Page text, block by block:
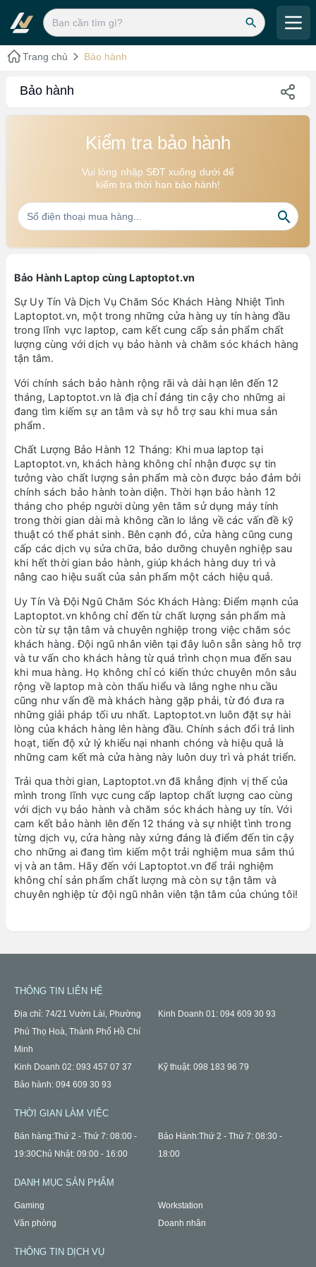
Trang chủ Bảo hành
Bảo hành
Kiểm tra bảo hành
Vui lòng nhập SĐT xuống dưới để
kiểm tra thời hạn bảo hành!
Bảo Hành Laptop cùng Laptoptot.vn
Sự Uy Tín Và Dịch Vụ Chăm Sóc Khách Hàng Nhiệt Tình
Laptoptot.vn, một trong những cửa hàng uy tín hàng đầu
trong lĩnh vực laptop, cam kết cung cấp sản phẩm chất
lượng cùng với dịch vụ bảo hành và chăm sóc khách hàng
tận tâm.
Với chính sách bảo hành rộng rãi và dài hạn lên đến 12
tháng, Laptoptot.vn là địa chỉ đáng tin cậy cho những ai
đang tìm kiếm sự an tâm và sự hỗ trợ sau khi mua sản
phẩm.
Chất Lượng Bảo Hành 12 Tháng: Khi mua laptop tại
Laptoptot.vn, khách hàng không chỉ nhận được sự tin
tưởng vào chất lượng sản phẩm mà còn được bảo đảm bởi
chính sách bảo hành toàn diện. Thời hạn bảo hành 12
tháng cho phép người dùng yên tâm sử dụng máy tính
trong thời gian dài mà không cần lo lắng về các vấn đề kỹ
thuật có thể phát sinh. Bên cạnh đó, cửa hàng cũng cung
cấp các dịch vụ sửa chữa, bảo dưỡng chuyên nghiệp sau
khi hết thời gian bảo hành, giúp khách hàng duy trì và
nâng cao hiệu suất của sản phẩm một cách hiệu quả.
Uy Tín Và Đội Ngũ Chăm Sóc Khách Hàng: Điểm mạnh của
Laptoptot.vn không chỉ đến từ chất lượng sản phẩm mà
còn từ sự tận tâm và chuyên nghiệp trong việc chăm sóc
khách hàng. Đội ngũ nhân viên tại đây luôn sẵn sàng hỗ trợ
và tư vấn cho khách hàng từ quá trình chọn mua đến sau
khi mua hàng. Họ không chỉ có kiến thức chuyên môn sâu
rộng về laptop mà còn thấu hiểu và lắng nghe nhu cầu
cũng như vấn đề mà khách hàng gặp phải, từ đó đưa ra
những giải pháp tối ưu nhất. Laptoptot.vn luôn đặt sự hài
lòng của khách hàng lên hàng đầu. Chính sách đổi trả linh
hoạt, tiến độ xử lý khiếu nại nhanh chóng và hiệu quả là
những cam kết mà cửa hàng này luôn duy trì và phát triển.
Trải qua thời gian, Laptoptot.vn đã khẳng định vị thế của
mình trong lĩnh vực cung cấp laptop chất lượng cao cùng
với dịch vụ bảo hành và chăm sóc khách hàng uy tín. Với
cam kết bảo hành lên đến 12 tháng và sự nhiệt tình trong
từng dịch vụ, cửa hàng này xứng đáng là điểm đến tin cậy
cho những ai đang tìm kiếm một trải nghiệm mua sắm thú
vị và an tâm. Hãy đến với Laptoptot.vn để trải nghiệm
không chỉ sản phẩm chất lượng mà còn sự tận tâm và
chuyên nghiệp từ đội ngũ nhân viên tận tâm của chúng tôi!
THÔNG TIN LIÊN HỆ
Địa chỉ: 74/21 Vườn Lài, Phường
Phú Thọ Hoà, Thành Phố Hồ Chí
Minh
Kinh Doanh 01: 094 609 30 93
Kinh Doanh 02: 093 457 07 37
Kỹ thuật: 098 183 96 79
Bảo hành: 094 609 30 93
THỜI GIAN LÀM VIỆC
Bán hàng:Thứ 2 - Thứ 7: 08:00 -
19:30Chủ Nhật: 09:00 - 16:00
Bảo Hành:Thứ 2 - Thứ 7: 08:30 -
18:00
DANH MỤC SẢN PHẨM
Gaming
Workstation
Văn phòng
Doanh nhân
THÔNG TIN DỊCH VỤ